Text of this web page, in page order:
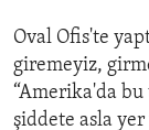
Oval Ofis'te
giremeyiz,
“Amerika'da
şiddete asla